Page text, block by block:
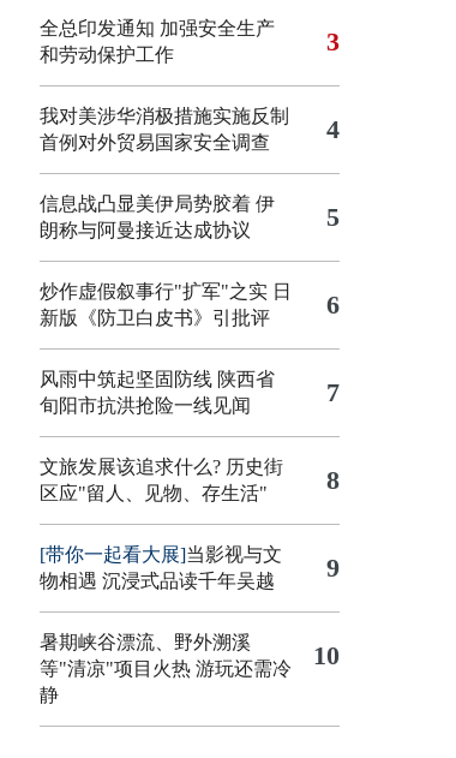
全总印发通知 加强安全生产
和劳动保护工作
3
我对美涉华消极措施实施反制
首例对外贸易国家安全调查
4
信息战凸显美伊局势胶着 伊
朗称与阿曼接近达成协议
5
炒作虚假叙事行"扩军"之实 日
新版《防卫白皮书》引批评
6
风雨中筑起坚固防线 陕西省
旬阳市抗洪抢险一线见闻
7
文旅发展该追求什么? 历史街
区应"留人、见物、存生活"
8
[带你一起看大展]当影视与文
物相遇 沉浸式品读千年吴越
9
暑期峡谷漂流、野外溯溪
等"清凉"项目火热 游玩还需冷
静
10